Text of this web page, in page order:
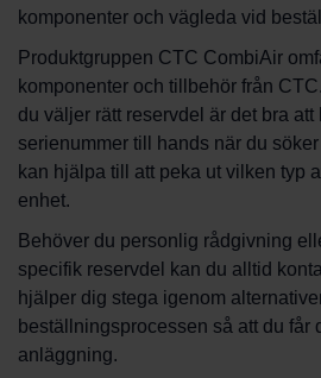
komponenter och vägleda vid
Produktgruppen CTC CombiAir
komponenter och tillbehör från
du väljer rätt reservdel är det bra
serienummer till hands när du
kan hjälpa till att peka ut vilken typ
enhet.
Behöver du personlig rådgivning
specifik reservdel kan du alltid
hjälper dig stega igenom
beställningsprocessen så att du får
anläggning.